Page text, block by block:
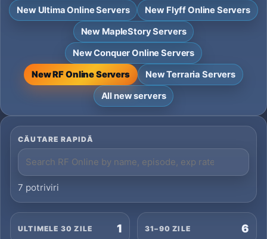
New Ultima Online Servers
New Flyff Online Servers
New MapleStory Servers
New Conquer Online Servers
New RF Online Servers
New Terraria Servers
All new servers
CĂUTARE RAPIDĂ
7 potriviri
ULTIMELE 30 ZILE 1 31–90 ZILE 6